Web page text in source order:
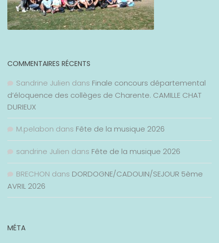
COMMENTAIRES RÉCENTS
Sandrine Julien dans Finale concours départemental
d’éloquence des collèges de Charente. CAMILLE CHAT
DURIEUX
M.pelabon dans Fête de la musique 2026
sandrine Julien dans Fête de la musique 2026
BRECHON dans DORDOGNE/CADOUIN/SEJOUR 5ème
AVRIL 2026
MÉTA